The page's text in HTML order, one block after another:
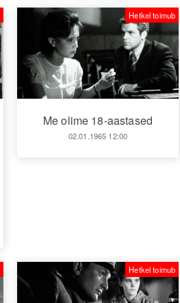
Me olime 18-aastased
02.01.1965 12:00
Hetkel toimub
Hetkel toimub